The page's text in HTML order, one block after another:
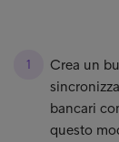
Crea un
bancari
questo